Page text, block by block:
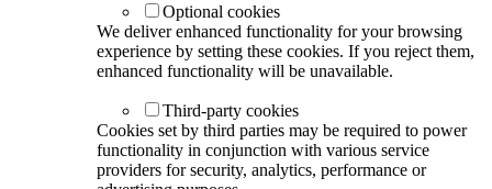
Optional cookies
We deliver enhanced functionality for your browsing
experience by setting these cookies. If you reject them,
enhanced functionality will be unavailable.
Third-party cookies
Cookies set by third parties may be required to power
functionality in conjunction with various service
providers for security, analytics, performance or